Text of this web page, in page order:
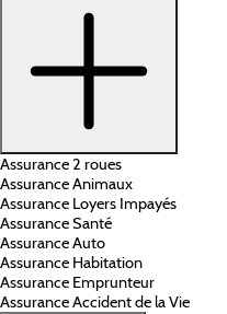
Assurance 2 roues
Assurance Animaux
Assurance Loyers Impayés
Assurance Santé
Assurance Auto
Assurance Habitation
Assurance Emprunteur
Assurance Accident de la Vie